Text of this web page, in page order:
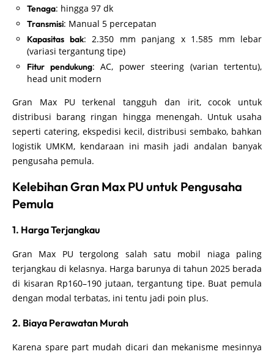
Tenaga: hingga 97 dk
Transmisi: Manual 5 percepatan
Kapasitas bak: 2.350 mm panjang x 1.585 mm lebar
(variasi tergantung tipe)
Fitur pendukung: AC, power steering (varian tertentu),
head unit modern
Gran Max PU terkenal tangguh dan irit, cocok untuk
distribusi barang ringan hingga menengah. Untuk usaha
seperti catering, ekspedisi kecil, distribusi sembako, bahkan
logistik UMKM, kendaraan ini masih jadi andalan banyak
pengusaha pemula.
Kelebihan Gran Max PU untuk Pengusaha
Pemula
1. Harga Terjangkau
Gran Max PU tergolong salah satu mobil niaga paling
terjangkau di kelasnya. Harga barunya di tahun 2025 berada
di kisaran Rp160–190 jutaan, tergantung tipe. Buat pemula
dengan modal terbatas, ini tentu jadi poin plus.
2. Biaya Perawatan Murah
Karena spare part mudah dicari dan mekanisme mesinnya